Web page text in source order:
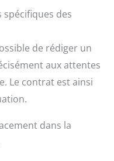
spécifiques des
de rédiger un
aux attentes
Le contrat est ainsi
dans la